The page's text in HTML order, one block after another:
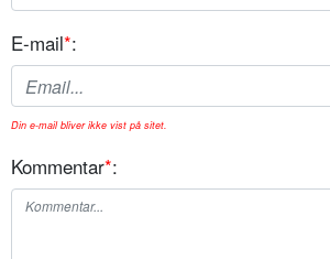
E-mail*:
Din e-mail bliver ikke vist på sitet.
Kommentar*: